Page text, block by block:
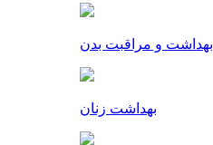
بهداشت و مراقبت بدن
بهداشت زنان